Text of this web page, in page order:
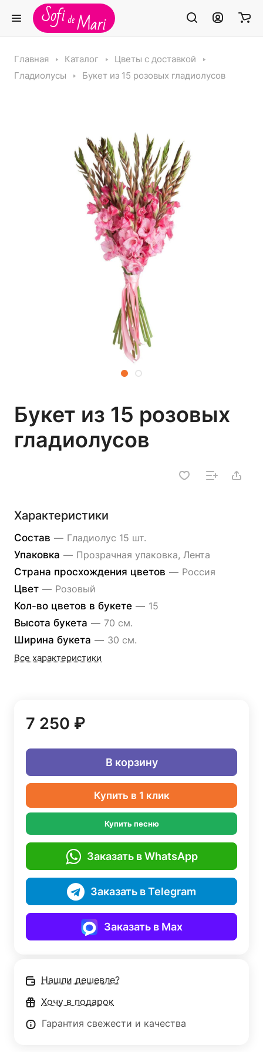
Главная Каталог
Цветы с доставкой
Гладиолусы
Букет из 15 розовых гладиолусов
Букет из 15 розовых
гладиолусов
Характеристики
Состав — Гладиолус 15 шт.
Упаковка — Прозрачная упаковка, Лента
Страна просхождения цветов — Россия
Цвет — Розовый
Кол-во цветов в букете — 15
Высота букета — 70 см.
Ширина букета — 30 см.
Все характеристики
7 250 ₽
В корзину
Купить в 1 клик
Купить песню
Заказать в WhatsApp
Заказать в Telegram
Заказать в Max
Нашли дешевле?
Хочу в подарок
Гарантия свежести и качества